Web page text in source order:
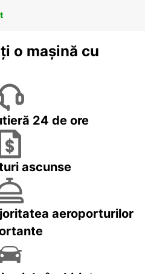
o mașină cu
24 de ore
ascunse
aeroporturilor